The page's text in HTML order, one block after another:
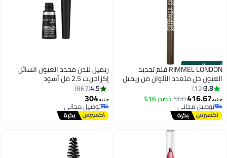
الستور الرسمي RIMMEL LONDON قلم تحديد
العيون جل متعدد الألوان من ريميل
ثريل سيكر، 003 برونز راش، 1.2 جرام
3.8
12
جنيه416.67
500 خصم 16%
توصيل مجاني
توصيل مجاني
ريميل لندن محدد العيون السائل
إكزاجريت 2.5 مل أسود
4.5
867
جنيه304
توصيل مجاني
تم بيع +10 مؤخرًا
توصيل مجاني